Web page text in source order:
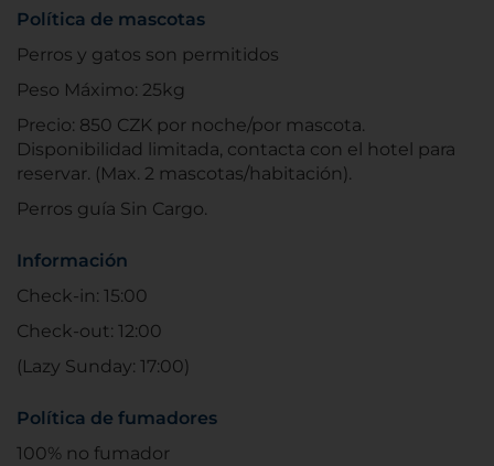
Política de mascotas
Perros y gatos son permitidos
Peso Máximo: 25kg
Precio: 850 CZK por noche/por mascota.
Disponibilidad limitada, contacta con el hotel para
reservar. (Max. 2 mascotas/habitación).
Perros guía Sin Cargo.
Información
Check-in: 15:00
Check-out: 12:00
(Lazy Sunday: 17:00)
Política de fumadores
100% no fumador